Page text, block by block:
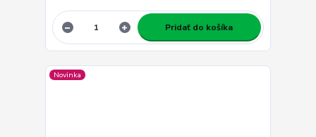
Pridať do košíka
Novinka